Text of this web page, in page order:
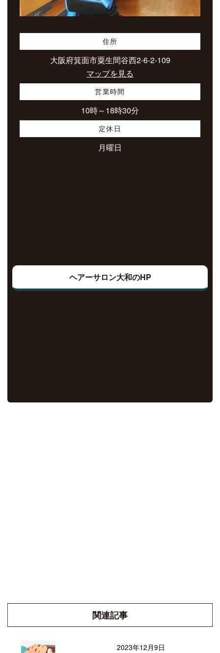
住所
大阪府箕面市粟生間谷西2-6-2-109
マップを見る
営業時間
10時～18時30分
定休日
月曜日
ヘアーサロン大和のHP
関連記事
2023年12月9日